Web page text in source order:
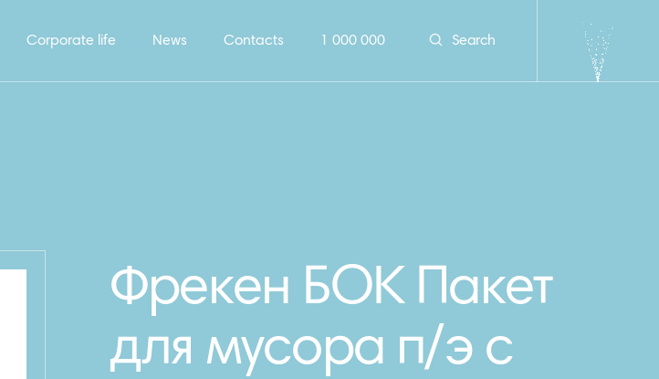
Corporate life News Contacts 1 000 000 Search
Фрекен БОК Пакет
для мусора п/э с